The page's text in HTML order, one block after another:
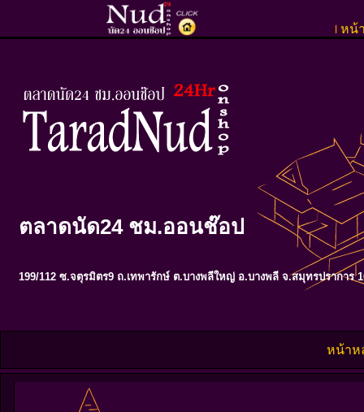
l หน้
ตลาดนัด24 ชม.ออนช๊อป
199/112 ซ.จตุรมิตร9 ถ.เทพารักษ์ ต.บางพลีใหญ่ อ.บางพลี จ.สมุทรปราการ
หน้าห